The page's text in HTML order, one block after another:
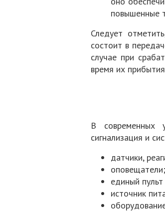
повышенные
Следует
состоит в
случае при
время их
В современных
сигнализация и
датчики,
оповещатели;
единый
источник